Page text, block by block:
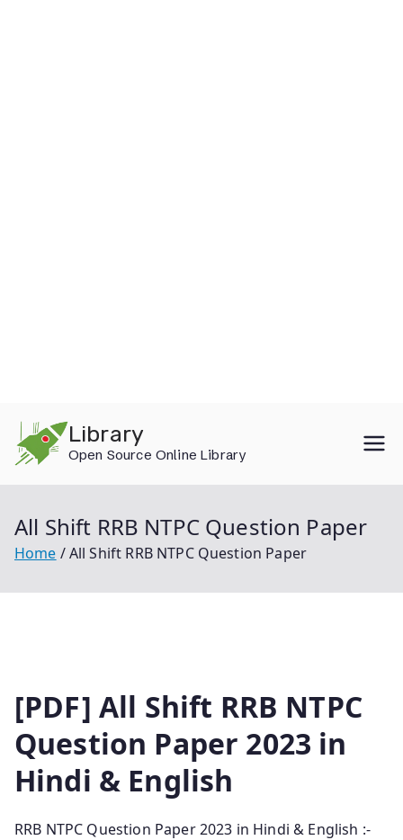
content
Library
Open Source Online Library
All Shift RRB NTPC Question Paper
Home All Shift RRB NTPC Question Paper
[PDF] All Shift RRB NTPC
Question Paper 2023 in
Hindi & English
RRB NTPC Question Paper 2023 in Hindi & English :-